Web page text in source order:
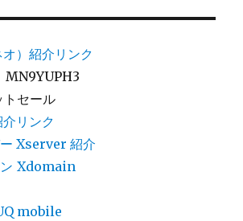
リ
）紹介リンク
MN9YUPH3
トセール
リンク
Xserver 紹介
Xdomain
mobile